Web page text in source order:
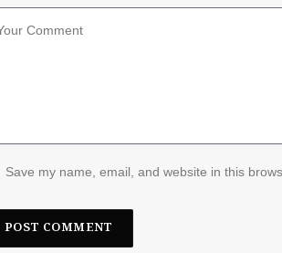
Save my name, email, and website in this